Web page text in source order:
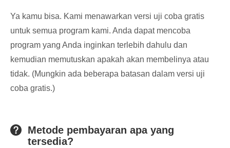
Ya kamu bisa. Kami menawarkan versi uji coba gratis
untuk semua program kami. Anda dapat mencoba
program yang Anda inginkan terlebih dahulu dan
kemudian memutuskan apakah akan membelinya atau
tidak. (Mungkin ada beberapa batasan dalam versi uji
coba gratis.)
Metode pembayaran apa yang
tersedia?